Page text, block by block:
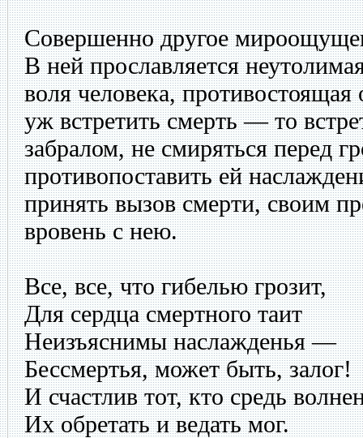
Совершенно другое
В ней прославляется
воля человека,
уж встретить смерть — то
забралом, не смиряться перед
противопоставить ей
принять вызов смерти, своим
вровень с нею.
Все, все, что гибелью грозит,
Для сердца смертного таит
Неизъяснимы наслажденья —
Бессмертья, может быть, залог!
И счастлив тот, кто средь
Их обретать и ведать мог.